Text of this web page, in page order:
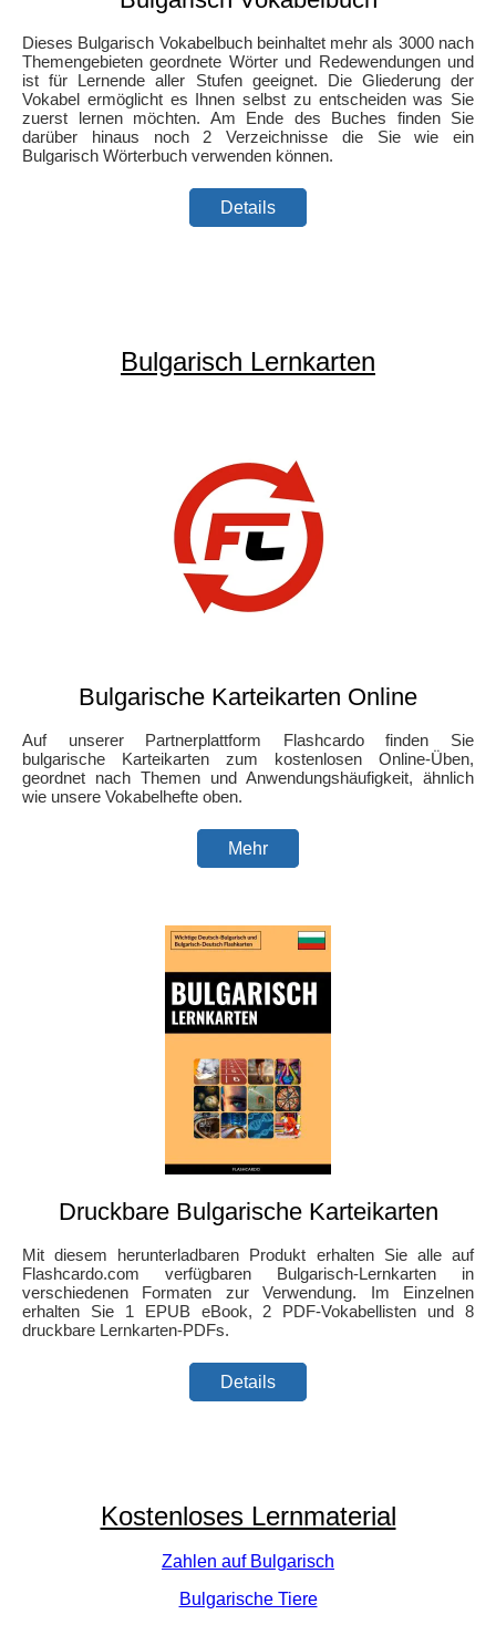
Dieses Bulgarisch Vokabelbuch beinhaltet mehr als 3000 nach
Themengebieten geordnete Wörter und Redewendungen und
ist für Lernende aller Stufen geeignet. Die Gliederung der
Vokabel ermöglicht es Ihnen selbst zu entscheiden was Sie
zuerst lernen möchten. Am Ende des Buches finden Sie
darüber hinaus noch 2 Verzeichnisse die Sie wie ein
Bulgarisch Wörterbuch verwenden können.
Details
Bulgarisch Lernkarten
Bulgarische Karteikarten Online
Auf unserer Partnerplattform Flashcardo finden Sie
bulgarische Karteikarten zum kostenlosen Online-Üben,
geordnet nach Themen und Anwendungshäufigkeit, ähnlich
wie unsere Vokabelhefte oben.
Mehr
Druckbare Bulgarische Karteikarten
Mit diesem herunterladbaren Produkt erhalten Sie alle auf
Flashcardo.com verfügbaren Bulgarisch-Lernkarten in
verschiedenen Formaten zur Verwendung. Im Einzelnen
erhalten Sie 1 EPUB eBook, 2 PDF-Vokabellisten und 8
druckbare Lernkarten-PDFs.
Details
Kostenloses Lernmaterial
Zahlen auf Bulgarisch
Bulgarische Tiere